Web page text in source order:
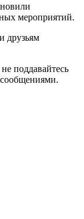
мероприятий.
друзьям
поддавайтесь